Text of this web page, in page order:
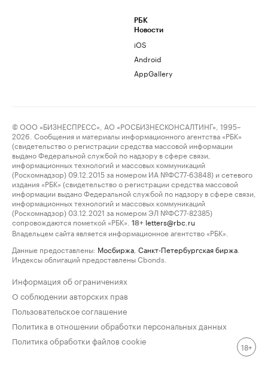
РБК
Новости
iOS
Android
AppGallery
© ООО «БИЗНЕСПРЕСС», АО «РОСБИЗНЕСКОНСАЛТИНГ», 1995–
2026. Сообщения и материалы информационного агентства «РБК»
(свидетельство о регистрации средства массовой информации
выдано Федеральной службой по надзору в сфере связи,
информационных технологий и массовых коммуникаций
(Роскомнадзор) 09.12.2015 за номером ИА №ФС77-63848) и сетевого
издания «РБК» (свидетельство о регистрации средства массовой
информации выдано Федеральной службой по надзору в сфере связи,
информационных технологий и массовых коммуникаций
(Роскомнадзор) 03.12.2021 за номером ЭЛ №ФС77-82385)
сопровождаются пометкой «РБК».
18+ letters@rbc.ru
Владельцем сайта является информационное агентство «РБК».
Данные предоставлены: Мосбиржа Санкт-Петербургская биржа
Индексы облигаций предоставлены Cbonds.
Информация об ограничениях
О соблюдении авторских прав
Пользовательское соглашение
Политика в отношении обработки персональных данных
Политика обработки файлов cookie
18+